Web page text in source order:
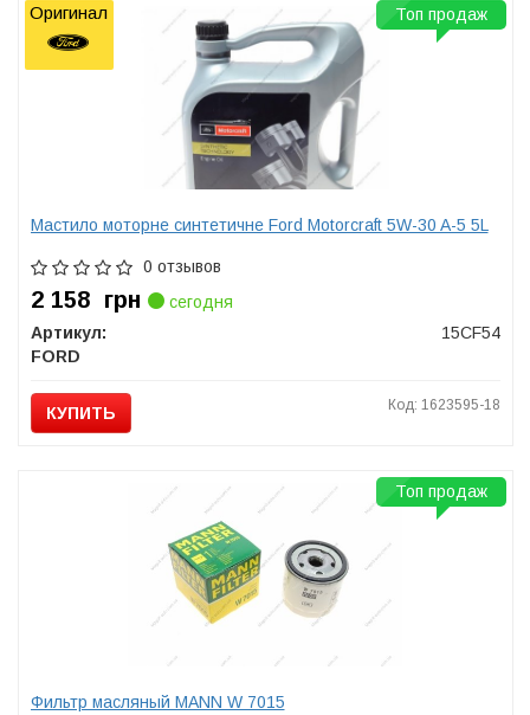
Мастило моторне синтетичне Ford Motorcraft 5W-30 A-5 5L
0 отзывов
2 158 грн
сегодня
Артикул:
15CF54
FORD
КУПИТЬ Код: 1623595-18
Топ продаж
Оригинал
Фильтр масляный MANN W 7015
Топ продаж